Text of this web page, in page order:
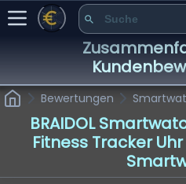
Bewertungen
BRAIDOL
Fitness Tracker